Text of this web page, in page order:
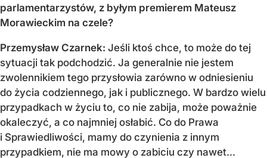
parlamentarzystów, z byłym premierem Mateusz
Morawieckim na czele?
Przemysław Czarnek: Jeśli ktoś chce, to może do tej
sytuacji tak podchodzić. Ja generalnie nie jestem
zwolennikiem tego przysłowia zarówno w odniesieniu
do życia codziennego, jak i publicznego. W bardzo wielu
przypadkach w życiu to, co nie zabija, może poważnie
okaleczyć, a co najmniej osłabić. Co do Prawa
i Sprawiedliwości, mamy do czynienia z innym
przypadkiem, nie ma mowy o zabiciu czy nawet...